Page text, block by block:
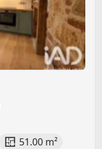
51.00 m²